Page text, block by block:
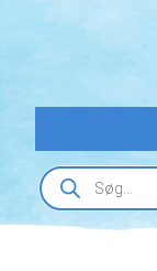
Products
search